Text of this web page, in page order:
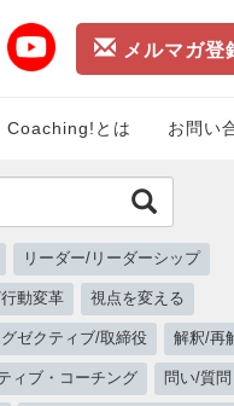
メルマガ登
Coaching!とは お問い
リーダー/リーダーシップ
動変革 視点を変える
ゼクティブ/取締役 解釈/再
ィブ・コーチング 問い/質問